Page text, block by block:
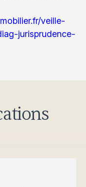
veille-
jurisprudence-